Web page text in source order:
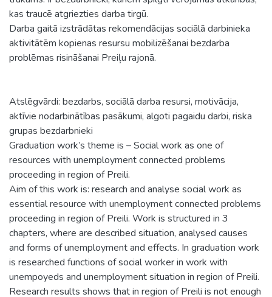
kas traucē atgriezties darba tirgū.
Darba gaitā izstrādātas rekomendācijas sociālā darbinieka
aktivitātēm kopienas resursu mobilizēšanai bezdarba
problēmas risināšanai Preiļu rajonā.
Atslēgvārdi: bezdarbs, sociālā darba resursi, motivācija,
aktīvie nodarbinātības pasākumi, algoti pagaidu darbi, riska
grupas bezdarbnieki
Graduation work’s theme is – Social work as one of
resources with unemployment connected problems
proceeding in region of Preili.
Aim of this work is: research and analyse social work as
essential resource with unemployment connected problems
proceeding in region of Preili. Work is structured in 3
chapters, where are described situation, analysed causes
and forms of unemployment and effects. In graduation work
is researched functions of social worker in work with
unempoyeds and unemployment situation in region of Preili.
Research results shows that in region of Preili is not enough